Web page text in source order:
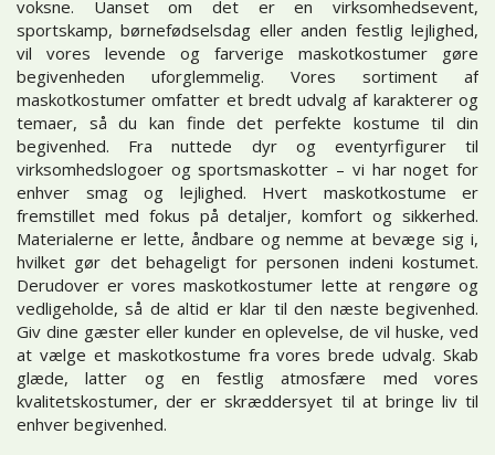
voksne. Uanset om det er en virksomhedsevent,
sportskamp, børnefødselsdag eller anden festlig lejlighed,
vil vores levende og farverige maskotkostumer gøre
begivenheden uforglemmelig. Vores sortiment af
maskotkostumer omfatter et bredt udvalg af karakterer og
temaer, så du kan finde det perfekte kostume til din
begivenhed. Fra nuttede dyr og eventyrfigurer til
virksomhedslogoer og sportsmaskotter – vi har noget for
enhver smag og lejlighed. Hvert maskotkostume er
fremstillet med fokus på detaljer, komfort og sikkerhed.
Materialerne er lette, åndbare og nemme at bevæge sig i,
hvilket gør det behageligt for personen indeni kostumet.
Derudover er vores maskotkostumer lette at rengøre og
vedligeholde, så de altid er klar til den næste begivenhed.
Giv dine gæster eller kunder en oplevelse, de vil huske, ved
at vælge et maskotkostume fra vores brede udvalg. Skab
glæde, latter og en festlig atmosfære med vores
kvalitetskostumer, der er skræddersyet til at bringe liv til
enhver begivenhed.